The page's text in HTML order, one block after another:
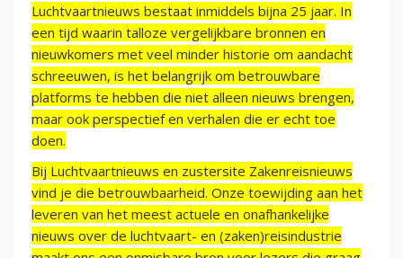
Luchtvaartnieuws bestaat inmiddels bijna 25 jaar. In
een tijd waarin talloze vergelijkbare bronnen en
nieuwkomers met veel minder historie om aandacht
schreeuwen, is het belangrijk om betrouwbare
platforms te hebben die niet alleen nieuws brengen,
maar ook perspectief en verhalen die er echt toe
doen.
Bij Luchtvaartnieuws en zustersite Zakenreisnieuws
vind je die betrouwbaarheid. Onze toewijding aan het
leveren van het meest actuele en onafhankelijke
nieuws over de luchtvaart- en (zaken)reisindustrie